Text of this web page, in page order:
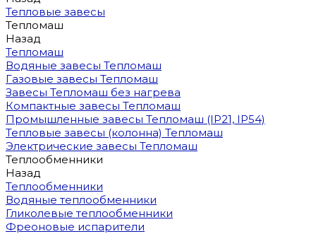
Тепловые завесы
Тепломаш
Назад
Тепломаш
Водяные завесы Тепломаш
Газовые завесы Тепломаш
Завесы Тепломаш без нагрева
Компактные завесы Тепломаш
Промышленные завесы Тепломаш (IP21, IP54)
Тепловые завесы (колонна) Тепломаш
Электрические завесы Тепломаш
Теплообменники
Назад
Теплообменники
Водяные теплообменники
Гликолевые теплообменники
Фреоновые испарители